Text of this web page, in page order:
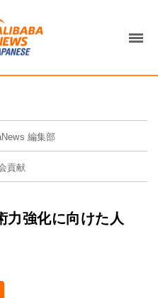
編集部
貢献
力強化に向けた人